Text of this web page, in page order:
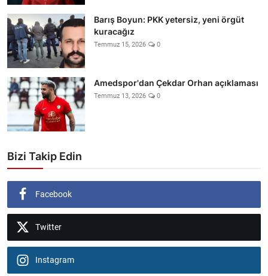
Barış Boyun: PKK yetersiz, yeni örgüt
kuracağız
Temmuz 15, 2026 0
Amedspor'dan Çekdar Orhan açıklaması
Temmuz 13, 2026 0
Bizi Takip Edin
Facebook
Twitter
Instagram